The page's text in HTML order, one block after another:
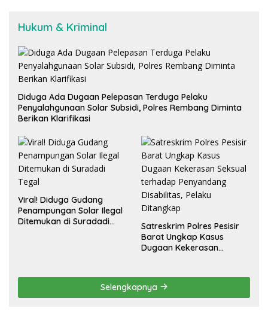
Hukum & Kriminal
Diduga Ada Dugaan Pelepasan Terduga Pelaku
Penyalahgunaan Solar Subsidi, Polres Rembang Diminta
Berikan Klarifikasi
Viral! Diduga Gudang
Penampungan Solar Ilegal
Ditemukan di Suradadi
Satreskrim Polres Pesisir
Barat Ungkap Kasus
Dugaan Kekerasan
Pelaku Ditangkap
Selengkapnya